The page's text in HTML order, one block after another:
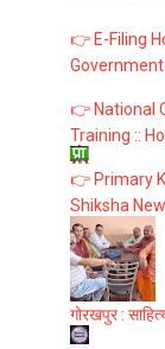
👉 E-Filing
👉 National
Training ::
👉 Primary
Shiksha
गोरखपुर :